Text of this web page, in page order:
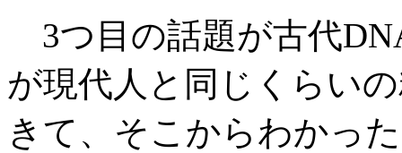
3つ目の話題が古代
が現代人と同じくらい
きて、そこからわかっ